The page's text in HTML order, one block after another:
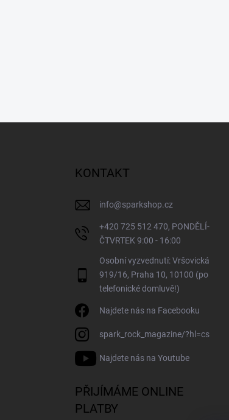
KONTAKT
info@sparkshop.cz
+420 725 512 470, PONDĚLÍ-
ČTVRTEK 9:00 - 16:00
Osobní vyzvednutí: Vršovická
919/16, Praha 10, 10100 (po
telefonické domluvě!)
Najdete nás na Facebooku
spark_rock_magazine/?hl=cs
Najdete nás na Youtube
PŘIJÍMÁME ONLINE
PLATBY